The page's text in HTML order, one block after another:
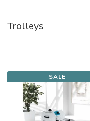
Trolleys
SALE